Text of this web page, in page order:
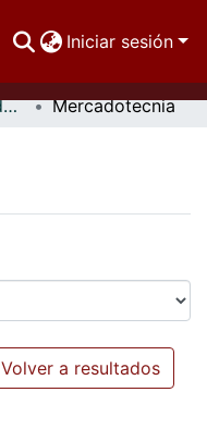
Iniciar sesión
Ciencias Económico Administrativas Mercadotecnia
Volver a resultados